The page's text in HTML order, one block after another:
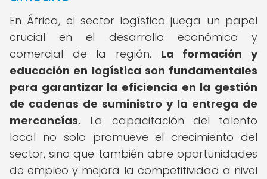
En África, el sector logístico juega un papel
crucial en el desarrollo económico y
comercial de la región. La formación y
educación en logística son fundamentales
para garantizar la eficiencia en la gestión
de cadenas de suministro y la entrega de
mercancías. La capacitación del talento
local no solo promueve el crecimiento del
sector, sino que también abre oportunidades
de empleo y mejora la competitividad a nivel